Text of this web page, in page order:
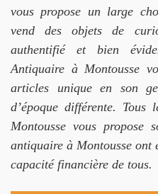
vous propose un large
vend des objets de
authentifié et bien
Antiquaire à Montousse
articles unique en son
d’époque différente.
Montousse vous propose
antiquaire à Montousse
capacité financière de tous.